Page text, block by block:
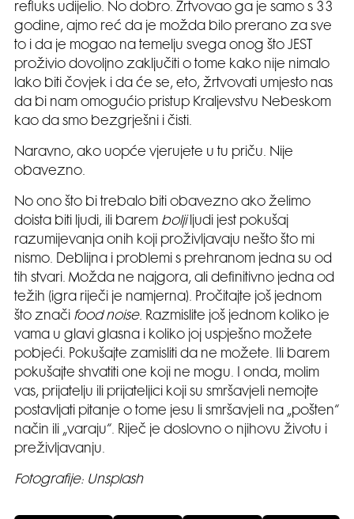
refluks udijelio. No dobro. Žrtvovao ga je samo s 33
godine, ajmo reć da je možda bilo prerano za sve
to i da je mogao na temelju svega onog što JEST
proživio dovoljno zaključiti o tome kako nije nimalo
lako biti čovjek i da će se, eto, žrtvovati umjesto nas
da bi nam omogućio pristup Kraljevstvu Nebeskom
kao da smo bezgrješni i čisti.
Naravno, ako uopće vjerujete u tu priču. Nije
obavezno.
No ono što bi trebalo biti obavezno ako želimo
doista biti ljudi, ili barem boljiljudi jest pokušaj
razumijevanja onih koji proživljavaju nešto što mi
nismo. Deblijna i problemi s prehranom jedna su od
tih stvari. Možda ne najgora, ali definitivno jedna od
težih (igra riječi je namjerna). Pročitajte još jednom
što znači food noise. Razmislite još jednom koliko je
vama u glavi glasna i koliko joj uspješno možete
pobjeći. Pokušajte zamisliti da ne možete. Ili barem
pokušajte shvatiti one koji ne mogu. I onda, molim
vas, prijatelju ili prijateljici koji su smršavjeli nemojte
postavljati pitanje o tome jesu li smršavjeli na „pošten“
način ili „varaju“. Riječ je doslovno o njihovu životu i
preživljavanju.
Fotografije: Unsplash